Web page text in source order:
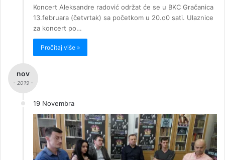
Koncert Aleksandre radović održat će se u BKC Gračanica
13.februara (četvrtak) sa početkom u 20.o0 sati. Ulaznice
za koncert po…
Pročitaj više »
nov
- 2019 -
19 Novembra